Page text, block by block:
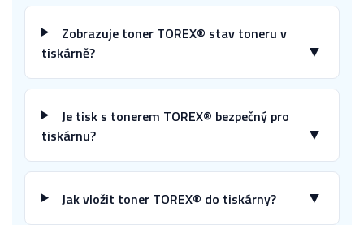
Zobrazuje toner TOREX® stav toneru v
tiskárně?
▼
Je tisk s tonerem TOREX® bezpečný pro
tiskárnu?
▼
Jak vložit toner TOREX® do tiskárny? ▼